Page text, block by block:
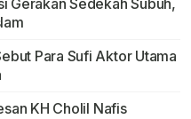
Gerakan Sedekah Subuh,
Para Sufi Aktor Utama
KH Cholil Nafis